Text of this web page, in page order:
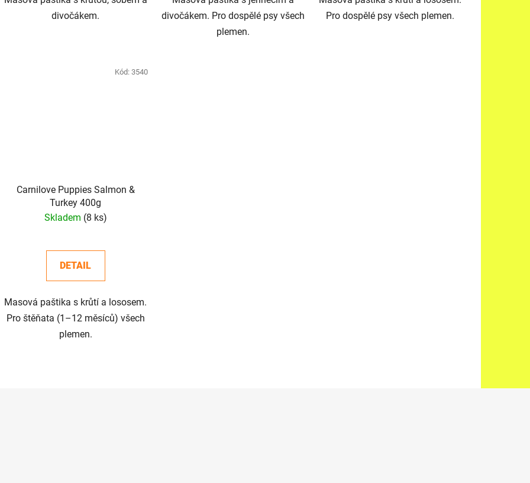
divočákem.
divočákem. Pro dospělé psy všech
plemen.
Pro dospělé psy všech plemen.
Carnilove Puppies Salmon &
Turkey 400g
Skladem (8 ks)
DETAIL
Masová paštika s krůtí a lososem.
Pro štěňata (1–12 měsíců) všech
plemen.
Kód: 3540